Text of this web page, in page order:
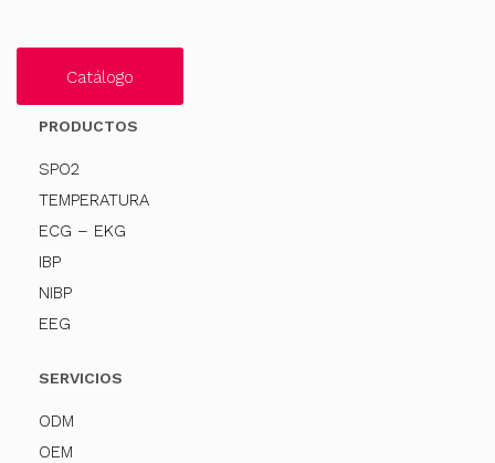
Catálogo
PRODUCTOS
SPO2
TEMPERATURA
ECG – EKG
IBP
NIBP
EEG
SERVICIOS
ODM
OEM